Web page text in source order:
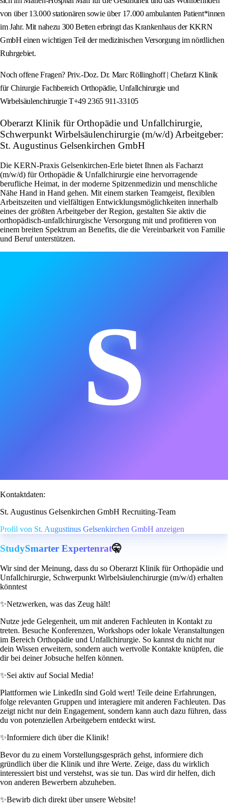
von über 13.000 stationären sowie über 17.000 ambulanten Patient*innen
im Jahr. Mit nahezu 300 Betten erbringt das Krankenhaus der KKRN
GmbH einen wichtigen Teil der medizinischen Versorgung im nördlichen
Ruhrgebiet.
Noch offene Fragen? Priv.-Doz. Dr. Marc Röllinghoff | Chefarzt Klinik
für Chirurgie Fachbereich Orthopädie, Unfallchirurgie und
Wirbelsäulenchirurgie T+49 2365 911-33105
Oberarzt Klinik für Orthopädie und Unfallchirurgie,
Schwerpunkt Wirbelsäulenchirurgie (m/w/d) Arbeitgeber:
St. Augustinus Gelsenkirchen GmbH
Die KERN-Praxis Gelsenkirchen-Erle bietet Ihnen als Facharzt
(m/w/d) für Orthopädie & Unfallchirurgie eine hervorragende
berufliche Heimat, in der moderne Spitzenmedizin und menschliche
Nähe Hand in Hand gehen. Mit einem starken Teamgeist, flexiblen
Arbeitszeiten und vielfältigen Entwicklungsmöglichkeiten innerhalb
eines der größten Arbeitgeber der Region, gestalten Sie aktiv die
orthopädisch-unfallchirurgische Versorgung mit und profitieren von
einem breiten Spektrum an Benefits, die die Vereinbarkeit von Familie
und Beruf unterstützen.
S
Kontaktdaten:
St. Augustinus Gelsenkirchen GmbH Recruiting-Team
Profil von St. Augustinus Gelsenkirchen GmbH anzeigen
StudySmarter Expertenrat🤫
Wir sind der Meinung, dass du so Oberarzt Klinik für Orthopädie und
Unfallchirurgie, Schwerpunkt Wirbelsäulenchirurgie (m/w/d) erhalten
könntest
✨Netzwerken, was das Zeug hält!
Nutze jede Gelegenheit, um mit anderen Fachleuten in Kontakt zu
treten. Besuche Konferenzen, Workshops oder lokale Veranstaltungen
im Bereich Orthopädie und Unfallchirurgie. So kannst du nicht nur
dein Wissen erweitern, sondern auch wertvolle Kontakte knüpfen, die
dir bei deiner Jobsuche helfen können.
✨Sei aktiv auf Social Media!
Plattformen wie LinkedIn sind Gold wert! Teile deine Erfahrungen,
folge relevanten Gruppen und interagiere mit anderen Fachleuten. Das
zeigt nicht nur dein Engagement, sondern kann auch dazu führen, dass
du von potenziellen Arbeitgebern entdeckt wirst.
✨Informiere dich über die Klinik!
Bevor du zu einem Vorstellungsgespräch gehst, informiere dich
gründlich über die Klinik und ihre Werte. Zeige, dass du wirklich
interessiert bist und verstehst, was sie tun. Das wird dir helfen, dich
von anderen Bewerbern abzuheben.
✨Bewirb dich direkt über unsere Website!